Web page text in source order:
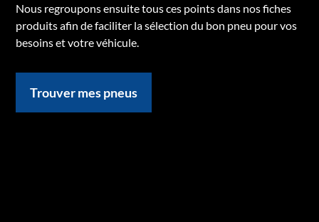
Nous regroupons ensuite tous ces points dans nos fiches
produits afin de faciliter la sélection du bon pneu pour vos
besoins et votre véhicule.
Trouver mes pneus